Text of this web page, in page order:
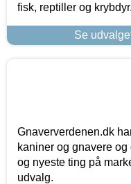
fisk, reptiller og
Se
Gnaververdenen.dk
kaniner og gnavere
og nyeste ting på
udvalg.